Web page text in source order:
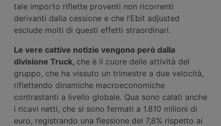
tale importo riflette proventi non ricorrenti
derivanti dalla cessione e che l’Ebit adjusted
esclude molti di questi effetti straordinari.
Le vere cattive notizie vengono però dalla
divisione Truck, che è il cuore delle attività del
gruppo, che ha vissuto un trimestre a due velocità,
riflettendo dinamiche macroeconomiche
contrastanti a livello globale. Qua sono calati anche
i ricavi netti, che si sono fermati a 1.810 milioni di
euro, registrando una flessione del 7,8% rispetto ai